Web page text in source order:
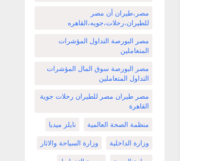
مصر،طيران أن مصر
للطيران،رحلات،جويه،القاهره
مصر البورصة التداول المؤشرات
المتعاملين
مصر البورصة سوق المال المؤشرات
التداول المتعاملين
مصر طيران مصر للطيران رحلات جوية
القاهرة
منظمة الصحة العالمية نايلز ميديا
وزارة الداخلية وزارة السياحة والاثار